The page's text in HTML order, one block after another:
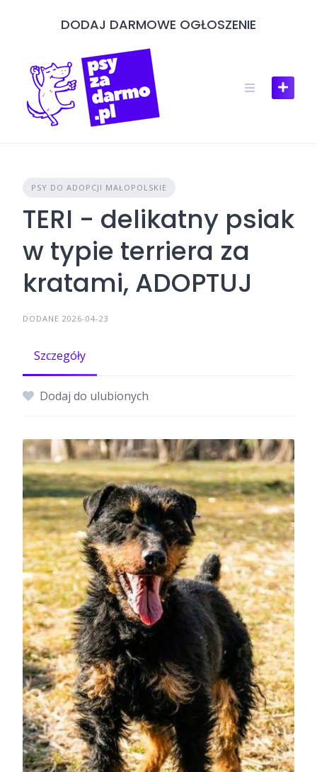
DODAJ DARMOWE OGŁOSZENIE
PSY DO ADOPCJI MAŁOPOLSKIE
TERI - delikatny psiak
w typie terriera za
kratami, ADOPTUJ
DODANE 2026-04-23
Szczegóły
Dodaj do ulubionych